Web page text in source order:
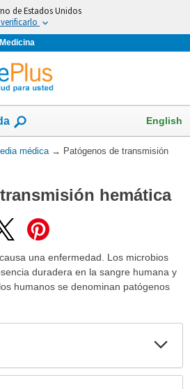
de Estados Unidos
English
médica → Patógenos de transmisión
hemática
una enfermedad. Los microbios
duradera en la sangre humana y
humanos se denominan patógenos